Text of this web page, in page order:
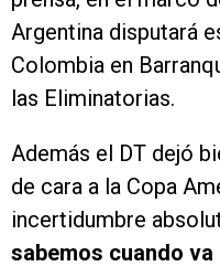
Argentina disputará
Colombia en
las Eliminatorias.
Además el DT dejó
de cara a la Copa
incertidumbre
sabemos cuando